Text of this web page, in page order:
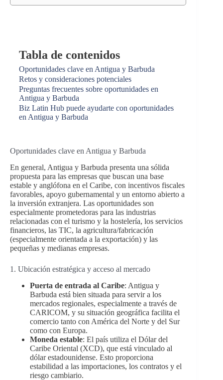
Tabla de contenidos
Oportunidades clave en Antigua y Barbuda
Retos y consideraciones potenciales
Preguntas frecuentes sobre oportunidades en
Antigua y Barbuda
Biz Latin Hub puede ayudarte con oportunidades
en Antigua y Barbuda
Oportunidades clave en Antigua y Barbuda
En general, Antigua y Barbuda presenta una sólida
propuesta para las empresas que buscan una base
estable y anglófona en el Caribe, con incentivos fiscales
favorables, apoyo gubernamental y un entorno abierto a
la inversión extranjera. Las oportunidades son
especialmente prometedoras para las industrias
relacionadas con el turismo y la hostelería, los servicios
financieros, las TIC, la agricultura/fabricación
(especialmente orientada a la exportación) y las
pequeñas y medianas empresas.
1. Ubicación estratégica y acceso al mercado
Puerta de entrada al Caribe: Antigua y
Barbuda está bien situada para servir a los
mercados regionales, especialmente a través de
CARICOM, y su situación geográfica facilita el
comercio tanto con América del Norte y del Sur
como con Europa.
Moneda estable: El país utiliza el Dólar del
Caribe Oriental (XCD), que está vinculado al
dólar estadounidense. Esto proporciona
estabilidad a las importaciones, los contratos y el
riesgo cambiario.